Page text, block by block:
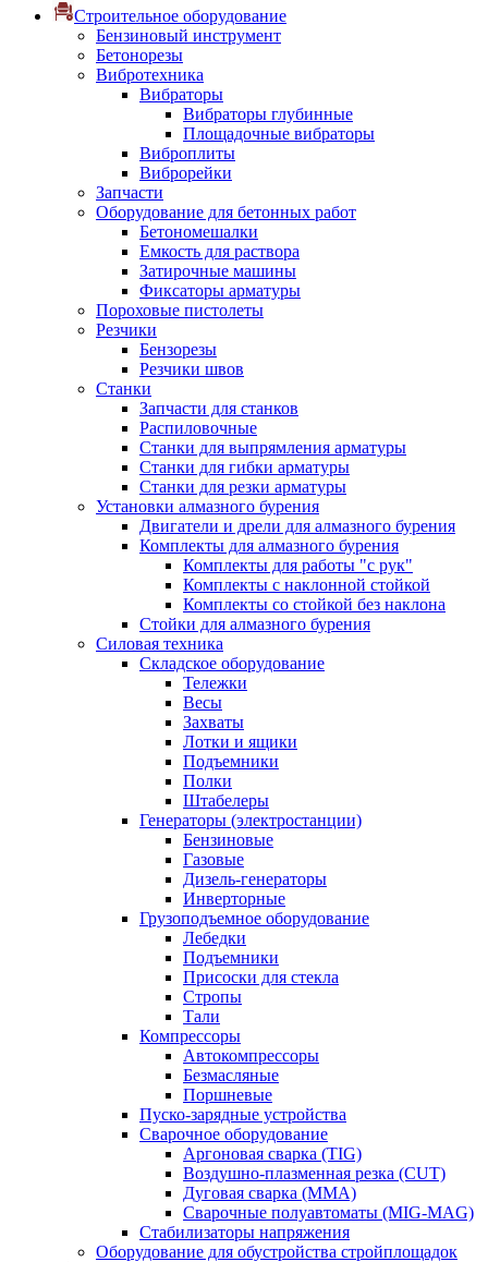
Строительное оборудование
Бензиновый инструмент
Бетонорезы
Вибротехника
Вибраторы
Вибраторы глубинные
Площадочные вибраторы
Виброплиты
Виброрейки
Запчасти
Оборудование для бетонных работ
Бетономешалки
Емкость для раствора
Затирочные машины
Фиксаторы арматуры
Пороховые пистолеты
Резчики
Бензорезы
Резчики швов
Станки
Запчасти для станков
Распиловочные
Станки для выпрямления арматуры
Станки для гибки арматуры
Станки для резки арматуры
Установки алмазного бурения
Двигатели и дрели для алмазного бурения
Комплекты для алмазного бурения
Комплекты для работы "с рук"
Комплекты с наклонной стойкой
Комплекты со стойкой без наклона
Стойки для алмазного бурения
Силовая техника
Складское оборудование
Тележки
Весы
Захваты
Лотки и ящики
Подъемники
Полки
Штабелеры
Генераторы (электростанции)
Бензиновые
Газовые
Дизель-генераторы
Инверторные
Грузоподъемное оборудование
Лебедки
Подъемники
Присоски для стекла
Стропы
Тали
Компрессоры
Автокомпрессоры
Безмасляные
Поршневые
Пуско-зарядные устройства
Сварочное оборудование
Аргоновая сварка (TIG)
Воздушно-плазменная резка (CUT)
Дуговая сварка (ММА)
Сварочные полуавтоматы (MIG-MAG)
Стабилизаторы напряжения
Оборудование для обустройства стройплощадок